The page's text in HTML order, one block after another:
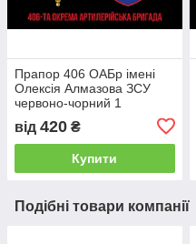
Прапор 406 ОАБр імені
Олексія Алмазова ЗСУ
червоно-чорний 1
від 420 ₴
Купити
Подібні товари компанії